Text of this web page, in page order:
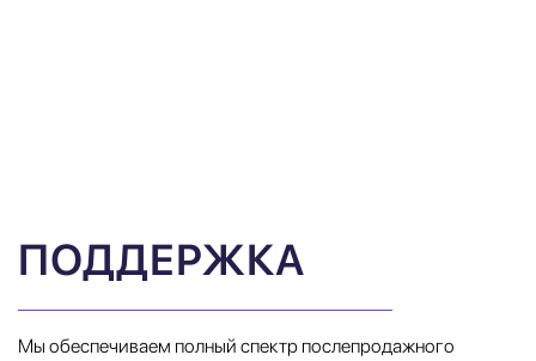
ПОДДЕРЖКА
Мы обеспечиваем полный спектр послепродажного